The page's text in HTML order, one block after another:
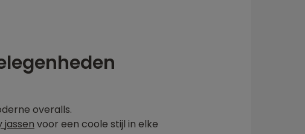
overalls.
jassen voor een coole stijl in elke